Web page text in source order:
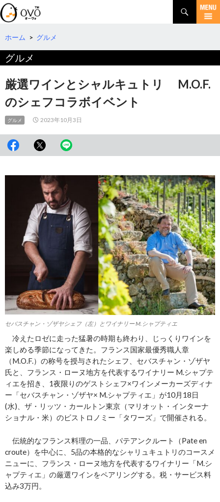
検
索
コ
テ
ツ
へ
動
ホーム > グルメ
グルメ
厳選ワインとシャルキュトリ M.O.F.
のシェフコラボイベント
グルメ 2023年10月3日
セバスチャン・ゾザヤシェフ（左）とワイナリー M.シャプティエ
冷えたロゼに走った猛暑の時期も終わり、じっくりワインを
楽しめる季節になってきた。フランス国家最優秀職人章
（M.O.F.）の称号を授与されたシェフ、セバスチャン・ゾザヤ
氏と、フランス・ローヌ地方を代表するワイナリー M.シャプテ
ィエを招き、1夜限りのゲストシェフ×ワインメーカーズディナ
ー「セバスチャン・ゾザヤ× M.シャプティエ」が10月18日
(水)、ザ・リッツ・カールトン東京（マリオット・インターナ
ショナル・米）のビストロノミー「タワーズ」で開催される。
伝統的なフランス料理の一品、パテアンクルート（Pate en
croute）を中心に、5品の本格的なシャリュキュトリのコースメ
ニューに、フランス・ローヌ地方を代表するワイナリー「M.シ
ャプティエ」の厳選ワインをペアリングする。税・サービス料
込み3万円。